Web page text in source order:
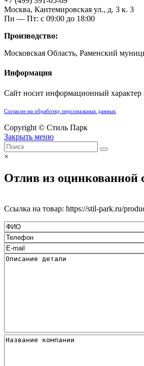
Москва, Кантемировская ул., д. 3 к. 3
Пн — Пт: с 09:00 до 18:00
Производство:
Московская Область, Раменский
Информация
Сайт носит информационный характер
Согласие на обработку персональных данных
Copyright © Стиль Парк
Закрыть меню
×
Отлив из оцинкованной
Ссылка на товар: https://stil-park.ru/